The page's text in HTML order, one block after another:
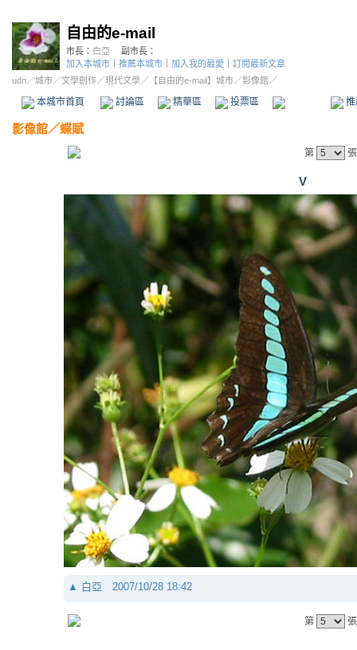
自由的e-mail
市長： 白亞
副市長：
加入本城市
推薦本城市 加入我的最愛
訂閱最新文章
udn／城市／文學創作／現代文學／ 【自由的e-mail】城市／影像館／
本城市首頁 討論區 精華區 投票區 影像館
影像館／蝶賦
第
V
▲ 白亞 2007/10/28 18:42
第